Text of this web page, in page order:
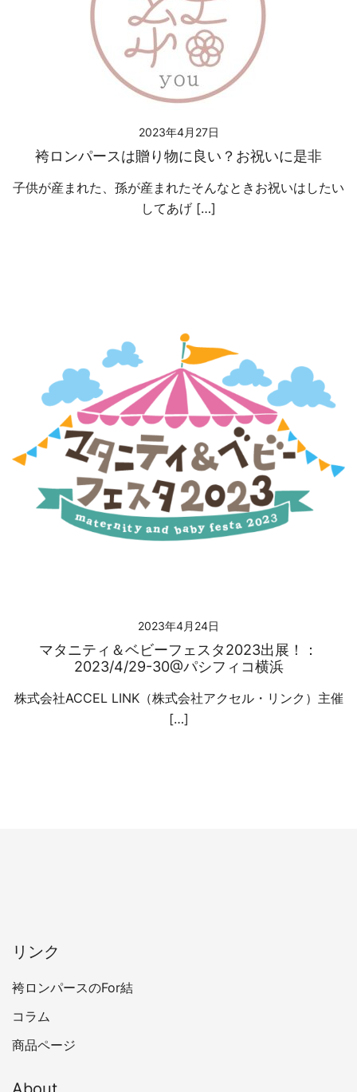
2023年4月27日
袴ロンパースは贈り物に良い？お祝いに是非
子供が産まれた、孫が産まれたそんなときお祝いはしたい
してあげ […]
2023年4月24日
マタニティ＆ベビーフェスタ2023出展！：
2023/4/29-30@パシフィコ横浜
株式会社ACCEL LINK（株式会社アクセル・リンク）主催
[…]
リンク
袴ロンパースのFor結
コラム
商品ページ